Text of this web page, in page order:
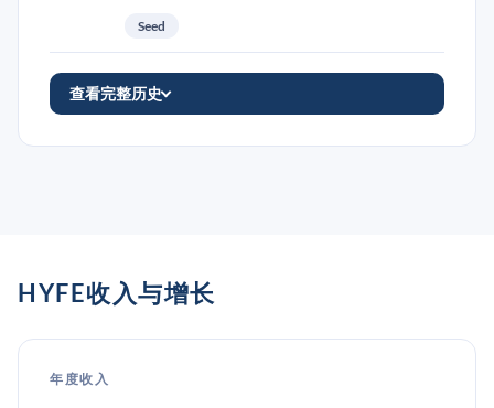
Seed
查看完整历史
HYFE收入与增长
年度收入